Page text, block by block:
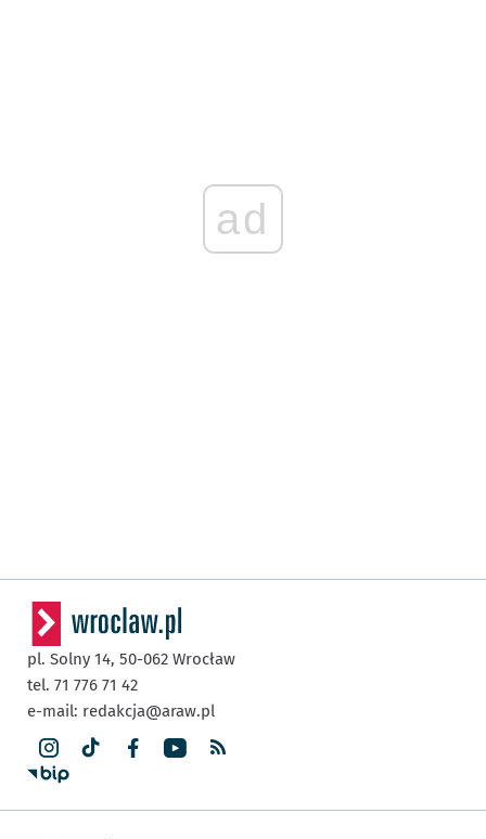
ad
pl. Solny 14, 50-062 Wrocław
tel. 71 776 71 42
e-mail: redakcja@araw.pl